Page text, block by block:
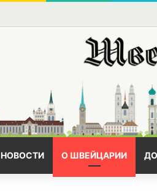
НОВОСТИ О ШВЕЙЦАРИИ